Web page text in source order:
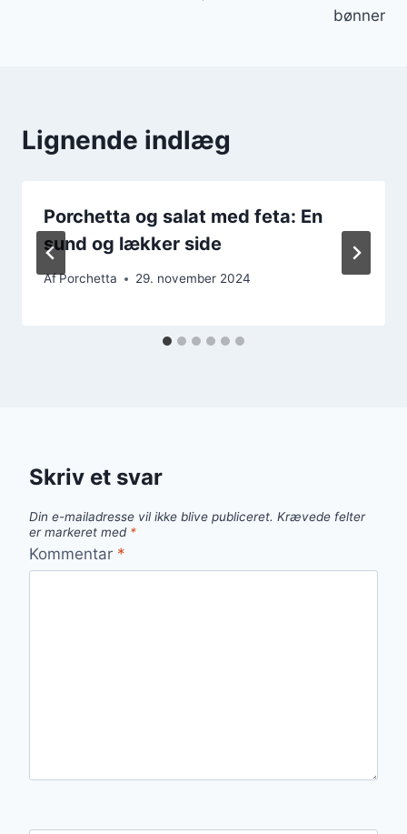
bønner
Lignende indlæg
Porchetta og salat med feta: En
sund og lækker side
AfPorchetta 29. november 2024
Skriv et svar
Din e-mailadresse vil ikke blive publiceret. Krævede felter
er markeret med *
Kommentar *